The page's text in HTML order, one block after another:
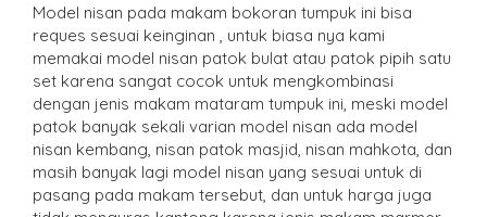
Model nisan pada makam bokoran tumpuk ini bisa
reques sesuai keinginan , untuk biasa nya kami
memakai model nisan patok bulat atau patok pipih satu
set karena sangat cocok untuk mengkombinasi
dengan jenis makam mataram tumpuk ini, meski model
patok banyak sekali varian model nisan ada model
nisan kembang, nisan patok masjid, nisan mahkota, dan
masih banyak lagi model nisan yang sesuai untuk di
pasang pada makam tersebut, dan untuk harga juga